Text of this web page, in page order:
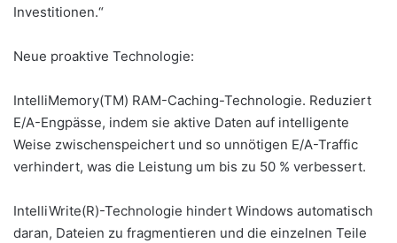
Investitionen.“
Neue proaktive Technologie:
IntelliMemory(TM) RAM-Caching-Technologie. Reduziert
E/A-Engpässe, indem sie aktive Daten auf intelligente
Weise zwischenspeichert und so unnötigen E/A-Traffic
verhindert, was die Leistung um bis zu 50 % verbessert.
IntelliWrite(R)-Technologie hindert Windows automatisch
daran, Dateien zu fragmentieren und die einzelnen Teile